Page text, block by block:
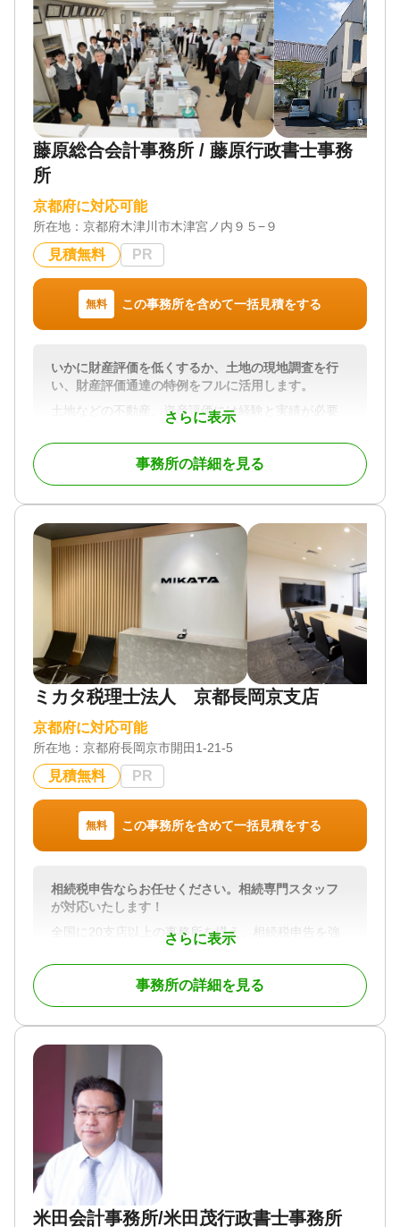
藤原総合会計事務所 / 藤原行政書士事務
所
京都府に対応可能
所在地： 京都府木津川市木津宮ノ内９５−９
見積無料 PR
無料 この事務所を含めて一括見積をする
さらに表示
いかに財産評価を低くするか、土地の現地調査を行
い、財産評価通達の特例をフルに活用します。
土地などの不動産、資産評価には経験と実績が必要
です。相続業務に精通した税理士として相続税務支
援協会に加入しています。
相続税試算、遺言書作成、贈与税申告、会社設立、
節税対策、相続税申告は、相続税に強い税理士にお
を込めて相談を承ります。
【対応地域】
木津川市、相楽郡精華町、和束町、笠置町、南山城
村、綴喜郡井手町、綴喜郡宇治田原町、京田辺市、
城陽市、宇治市、奈良市、生駒市、大和郡山市、天
理市、伊賀市
【営業時間】
平日8:30〜17:15、土曜日8:30〜17:15
対応地域
木津川市、相楽郡精華町、和束町、笠置町、南山城
村、綴喜郡井手町、綴喜郡宇治田原町、京田辺市、
城陽市、宇治市、奈良市、生駒市、大和郡山市、天
理市、伊賀市
対応業務
遺言書 / 遺産分割 / 生前贈与 / 相続財産調査 / 相続税
申告 / 相続手続き / 銀行手続き / 戸籍収集 / 相続税対
策
対応体制
訪問可 / 初回相談無料
事務所の詳細を見る
ミカタ税理士法人 京都長岡京支店
京都府に対応可能
所在地： 京都府長岡京市開田1-21-5
見積無料 PR
無料 この事務所を含めて一括見積をする
さらに表示
相続税申告ならお任せください。相続専門スタッフ
が対応いたします！
全国に20支店以上の事務所を構え、相続税申告を強
みとしている税理士法人です。相続税に関するご質
問は何なりとお申し付けください。相続専門スタッ
フが親切丁寧に対応させていただきます。元税務署
職員であった税理士（国税OB）も多数在籍しており
京都府全域
対応業務
遺言書 / 相続税申告 / 相続手続き
対応体制
電話相談可 / 訪問可 / 女性スタッフ対応可 / 土日相談
可 / 初回相談無料 / 18時以降相談可 / オンライン面談
可 / 事務所面談可
事務所の詳細を見る
米田会計事務所/米田茂行政書士事務所